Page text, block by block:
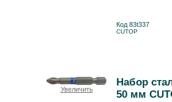
Код 83t337
CUTOP
Увеличить
Набор
50 мм